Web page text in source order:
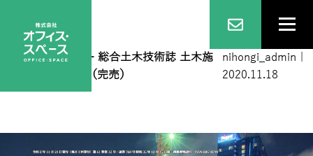
表1_12月号-ol ← 総合土木技術誌 土木施
工 2020年12月号（完売）
nihongi_admin
2020.11.18